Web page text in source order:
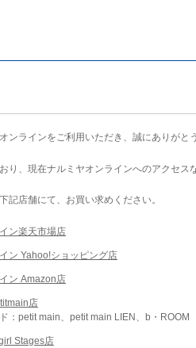
ンラインをご利用いただき、誠にありがと
り、現在ナルミヤオンラインへのアクセス
記店舗にて、お買い求めください。
ン楽天市場店
ン Yahoo!ショッピング店
ン Amazon店
店
：petit main、petit main LIEN、b・ROOM
Stages店